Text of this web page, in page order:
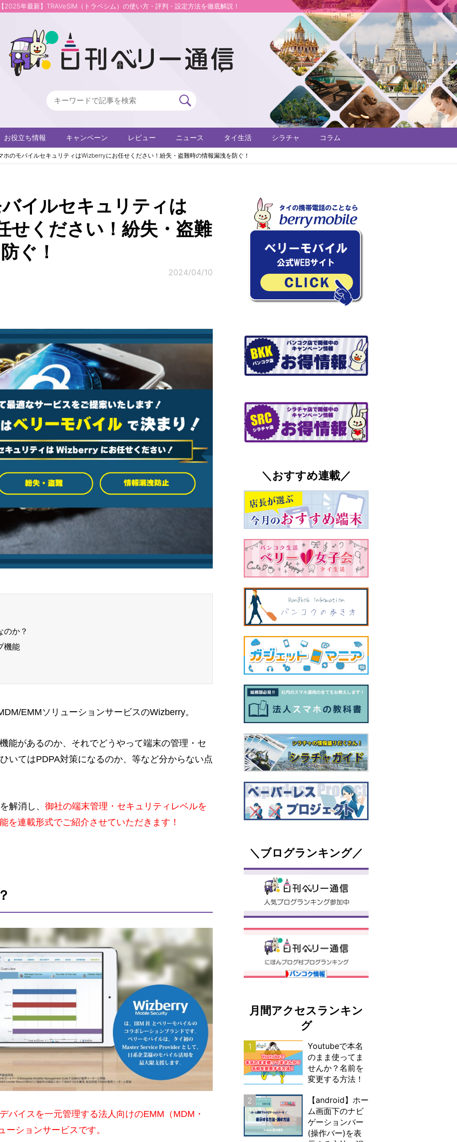
【2025年最新】TRAVeSIM（トラベシム）の使い方・評判・設定方法を徹底解説！
お役立ち情報 キャンペーン レビュー ニュース タイ生活 シラチャ コラム
ホのモバイルセキュリティはWizberryにお任せください！紛失・盗難時の情報漏洩を防ぐ！
イルセキュリティは
ください！紛失・盗難
ぐ！
2024/04/10
のか？
機能
EMMソリューションサービスのWizberry。
能があるのか、それでどうやって端末の管理・セ
いてはPDPA対策になるのか、等など分からない点
解消し、 御社の端末管理・セキュリティレベルを
を連載形式でご紹介させていただきます！
バイスを一元管理する法人向けのEMM（MDM・
ションサービスです。
＼おすすめ連載／
＼ブログランキング／
月間アクセスランキン
グ
1
Youtubeで本名
のまま使ってま
せんか？名前を
変更する方法！
2
【android】ホー
ム画面下のナビ
ゲーションバー
(操作バー)を表